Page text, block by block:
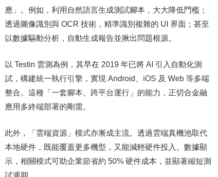
應」。例如，利用自然語言生成測試腳本，大大降低門檻；
透過圖像識別與 OCR 技術，精準識別複雜的 UI 界面；甚至
以數據驅動分析，自動生成報告並揪出問題根源。
以 Testin 雲測為例，其早在 2019 年已將 AI 引入自動化測
試，構建統一執行引擎，實現 Android、iOS 及 Web 等多端
整合。這種「一套腳本、跨平台運行」的能力，正切合金融
應用多終端部署的剛需。
此外，「雲端資源」模式亦漸成主流。透過雲端真機池取代
本地硬件，既能覆蓋更多機型，又能減輕硬件投入。數據顯
示，相關模式可助企業節省約 50% 硬件成本，並顯著縮短測